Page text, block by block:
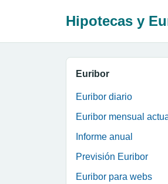
Hipotecas y
Euribor
Euribor diario
Euribor mensual
Informe anual
Previsión Euribor
Euribor para webs